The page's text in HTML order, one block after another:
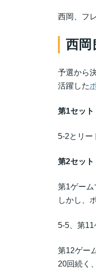
西岡、フ
西岡
予選から
活躍した
第1セット
5-2とリー
第2セット
第1ゲーム
しかし、
5-5、第11
第12ゲー
20回続く